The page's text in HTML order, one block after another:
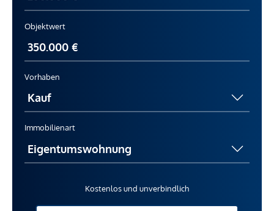
Objektwert
Vorhaben
Immobilienart
Kostenlos und unverbindlich